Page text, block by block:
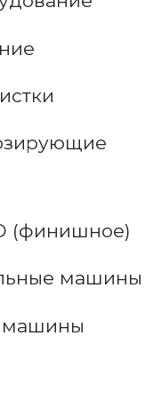
(финишное)
машины
машины